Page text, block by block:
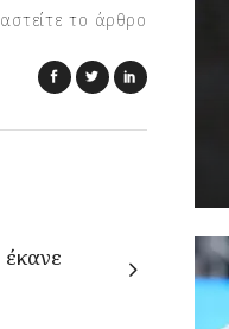
το άρθρο